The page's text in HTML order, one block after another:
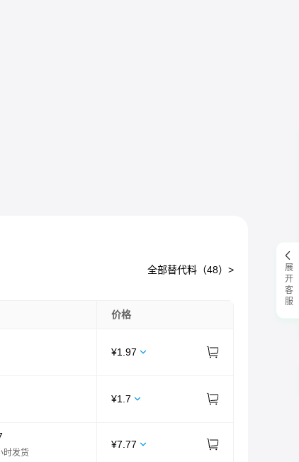
全部替代料（48）>
价格
¥1.97
¥1.7
时发货
¥7.77
展开客服